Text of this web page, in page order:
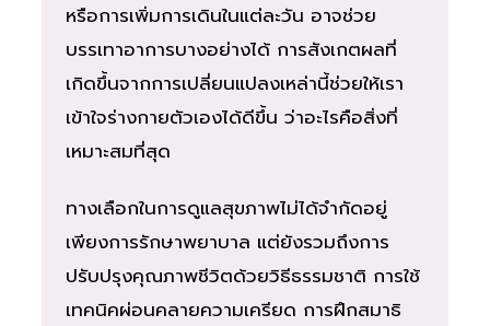
หรือการเพิ่มการเดินในแต่ละวัน อาจช่วย
บรรเทาอาการบางอย่างได้ การสังเกตผลที่
เกิดขึ้นจากการเปลี่ยนแปลงเหล่านี้ช่วยให้เรา
เข้าใจร่างกายตัวเองได้ดีขึ้น ว่าอะไรคือสิ่งที่
เหมาะสมที่สุด
ทางเลือกในการดูแลสุขภาพไม่ได้จำกัดอยู่
เพียงการรักษาพยาบาล แต่ยังรวมถึงการ
ปรับปรุงคุณภาพชีวิตด้วยวิธีธรรมชาติ การใช้
เทคนิคผ่อนคลายความเครียด การฝึกสมาธิ